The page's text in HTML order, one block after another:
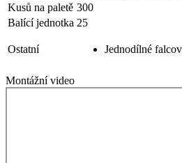
Kusů na paletě 300
Balící jednotka 25
Ostatní Jednodílné
Montážní video